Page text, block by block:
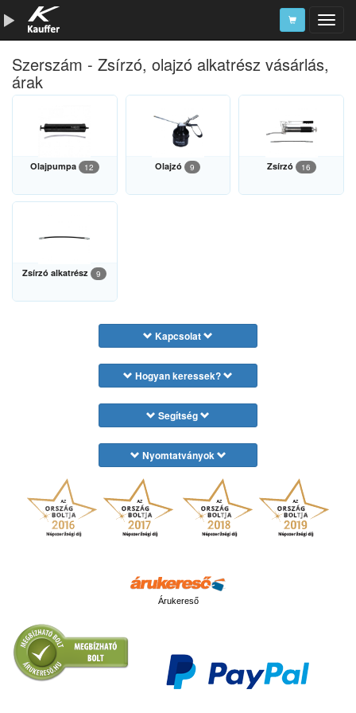
Szerszámkatalógus
Kosár
Alkatrészek
Szerszám - Zsírzó, olajzó alkatrész vásárlás,
árak
Olajpumpa 12 Olajzó 9 Zsírzó 16
Zsírzó alkatrész 9
Kapcsolat
Hogyan keressek?
Segítség
Nyomtatványok
Árukereső